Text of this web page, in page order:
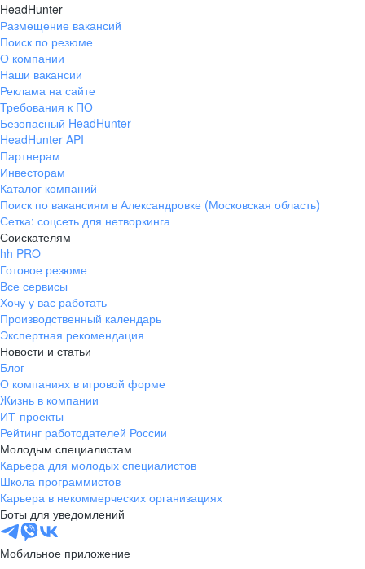
HeadHunter
Размещение вакансий
Поиск по резюме
О компании
Наши вакансии
Реклама на сайте
Требования к ПО
Безопасный HeadHunter
HeadHunter API
Партнерам
Инвесторам
Каталог компаний
Поиск по вакансиям в Александровке (Московская область)
Сетка: соцсеть для нетворкинга
Соискателям
hh PRO
Готовое резюме
Все сервисы
Хочу у вас работать
Производственный календарь
Экспертная рекомендация
Новости и статьи
Блог
О компаниях в игровой форме
Жизнь в компании
ИТ-проекты
Рейтинг работодателей России
Молодым специалистам
Карьера для молодых специалистов
Школа программистов
Карьера в некоммерческих организациях
Боты для уведомлений
Мобильное приложение